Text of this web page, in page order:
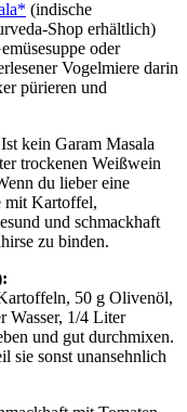
(indische
Shop erhältlich)
oder
Vogelmiere darin
pürieren und
kein Garam Masala
trockenen Weißwein
du lieber eine
mit Kartoffel,
und schmackhaft
zu binden.
50 g Olivenöl,
Wasser, 1/4 Liter
und gut durchmixen.
sie sonst unansehnlich